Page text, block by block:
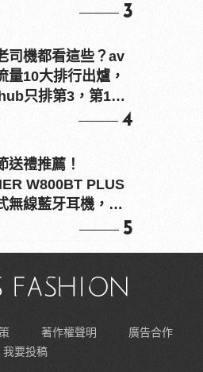
3
司機都看這些？av
量10大排行出爐，
只排第3，第1名
4
送禮推薦！
W800BT PLUS
無線藍牙耳機，在
5
著作權聲明
廣告合作
我要投稿